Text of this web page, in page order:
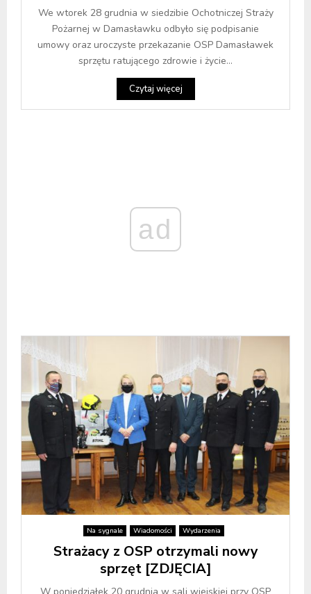
We wtorek 28 grudnia w siedzibie Ochotniczej Straży
Pożarnej w Damasławku odbyło się podpisanie
umowy oraz uroczyste przekazanie OSP Damasławek
sprzętu ratującego zdrowie i życie...
Czytaj więcej
ad
Na sygnale Wiadomości Wydarzenia
Strażacy z OSP otrzymali nowy
sprzęt [ZDJĘCIA]